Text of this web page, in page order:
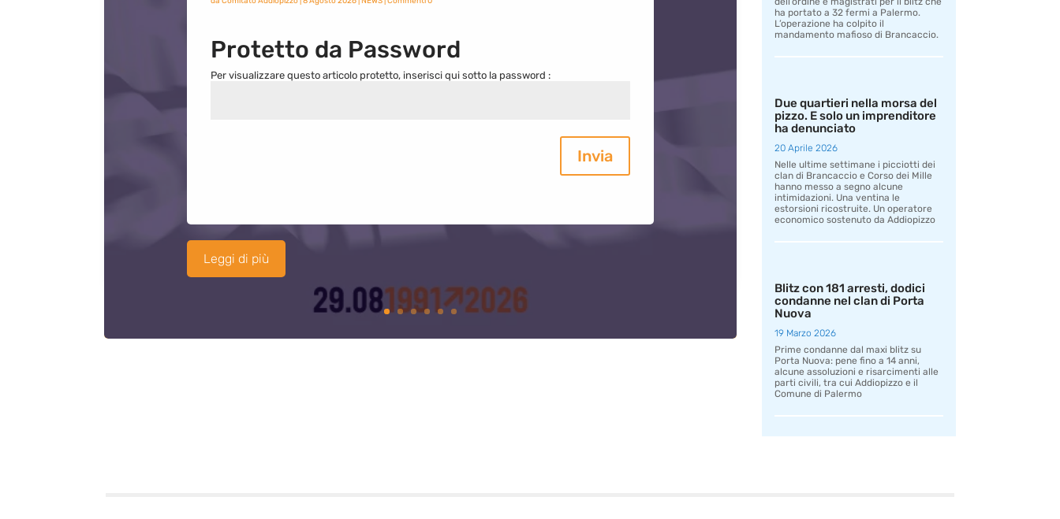
Protetto da Password
Per visualizzare questo articolo protetto, inserisci qui sotto la password :
Invia
Leggi di più
ha portato a 32 fermi a Palermo.
L’operazione ha colpito il
mandamento mafioso di Brancaccio.
Due quartieri nella morsa del
pizzo. E solo un imprenditore
ha denunciato
20 Aprile 2026
Nelle ultime settimane i picciotti dei
clan di Brancaccio e Corso dei Mille
hanno messo a segno alcune
intimidazioni. Una ventina le
estorsioni ricostruite. Un operatore
economico sostenuto da Addiopizzo
Blitz con 181 arresti, dodici
condanne nel clan di Porta
Nuova
19 Marzo 2026
Prime condanne dal maxi blitz su
Porta Nuova: pene fino a 14 anni,
alcune assoluzioni e risarcimenti alle
parti civili, tra cui Addiopizzo e il
Comune di Palermo